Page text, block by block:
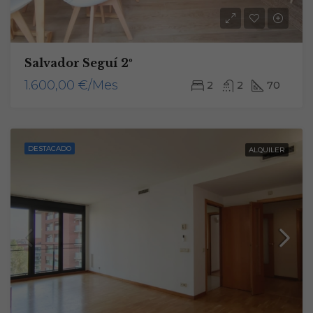
Salvador Seguí 2º
1.600,00 €/Mes 2 2 70
DESTACADO ALQUILER
Estadísticas
y estructura
de la web, en
web.
nuestra web
funcione lo
mejor posible
rechaza estas
cookies,
algunas